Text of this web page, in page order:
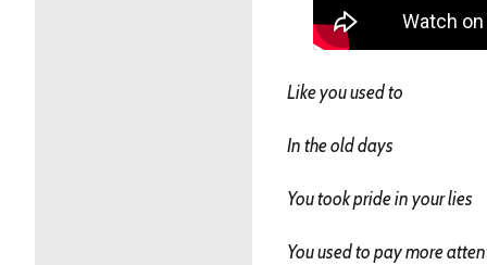
Like you used to
In the old days
You took pride in your lies
You used to pay more